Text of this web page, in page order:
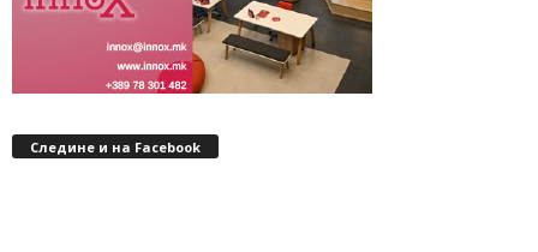
Следине и на Facebook